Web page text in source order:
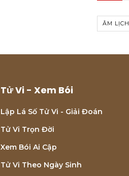
ÂM LỊCH
Tử Vi - Xem Bói
Lập Lá Số Tử Vi - Giải Đoán
Tử Vi Trọn Đời
Xem Bói Ai Cập
Tử Vi Theo Ngày Sinh